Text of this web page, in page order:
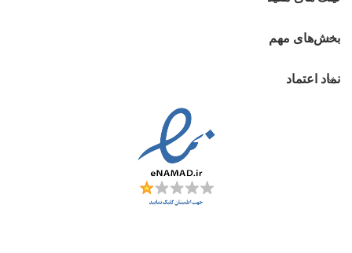
بخش‌های مهم
نماد اعتماد